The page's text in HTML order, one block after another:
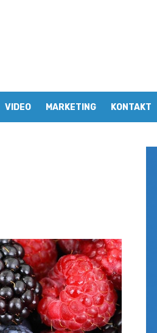
VIDEO MARKETING KONTAKT